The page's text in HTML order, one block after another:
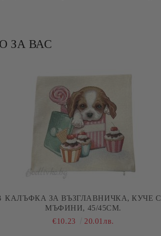
ЗА ВАС
КАЛЪФКА ЗА ВЪЗГЛАВНИЧКА, КУЧЕ С
МЪФИНИ, 45/45СМ.
€10.23
20.01лв.